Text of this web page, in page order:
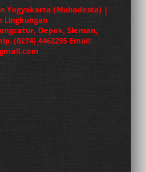
Yogyakarta (Muhadesta) |
Lingkungan
Depok, Sleman,
(0274) 4462295 Email: